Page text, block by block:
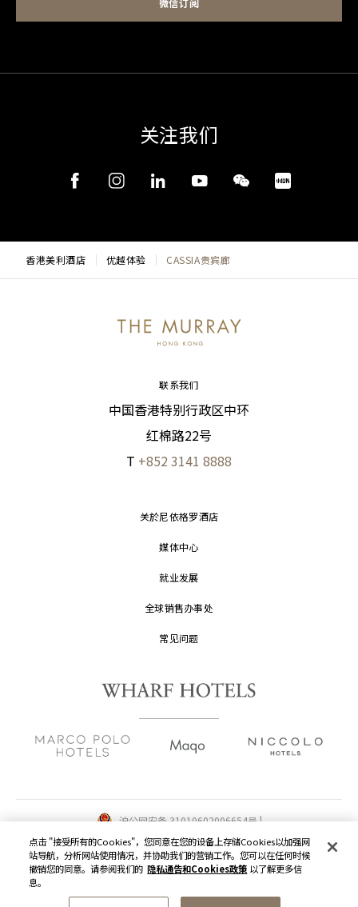
微信订阅
关注我们
香港美利酒店 优越体验 CASSIA贵宾廊
联系我们
中国香港特别行政区中环
红棉路22号
T +852 3141 8888
关於尼依格罗酒店
媒体中心
就业发展
全球销售办事处
常见问题
沪公网安备 31010602006654号 |
沪ICP备2022002871号-1
版权及原稿2026 © 九龙仓酒店保留一切权利。
隐私通告
点击 "接受所有的Cookies"，您同意在您的设备上存储Cookies以加强网
站导航，分析网站使用情况，并协助我们的营销工作。您可以在任何时候
撤销您的同意。请参阅我们的 隐私通告和Cookies政策 以了解更多信
息。